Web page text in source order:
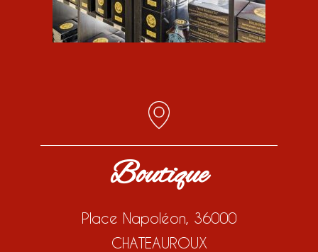
Boutique
Place Napoléon, 36000
CHATEAUROUX